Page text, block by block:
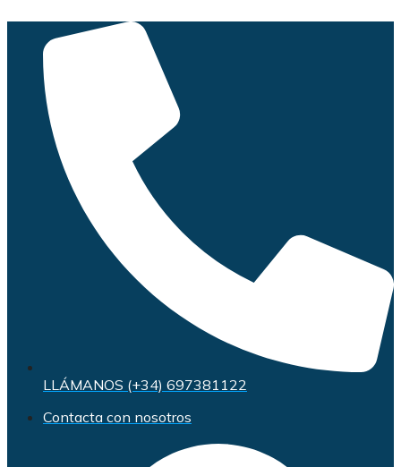
contenido
LLÁMANOS (+34) 697381122
Contacta con nosotros